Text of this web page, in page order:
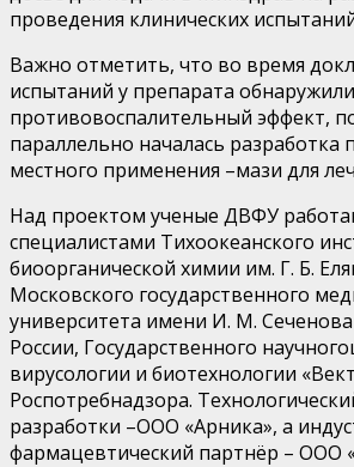
проведения клинических
Важно отметить, что во время
испытаний у препарата
противовоспалительный эффект,
параллельно началась разработка
местного применения –мази для
Над проектом ученые ДВФУ
специалистами Тихоокеанского
биоорганической химии им. Г. Б.
Московского государственного
университета имени И. М.
России, Государственного научного
вирусологии и биотехнологии
Роспотребнадзора.
разработки –ООО «Арника», а
фармацевтический партнёр – ООО